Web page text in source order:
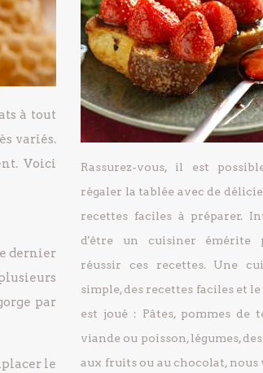
à tout
variés.
Voici
dernier
par
le
Rassurez-vous, il est
régaler la tablée avec de
recettes faciles à préparer.
d'être un cuisiner émérite
réussir ces recettes. Une
simple, des recettes faciles et
est joué : Pâtes, pommes de
viande ou poisson, légumes,
aux fruits ou au chocolat, nous